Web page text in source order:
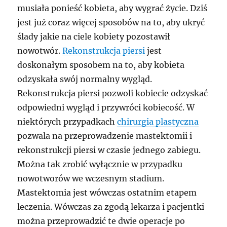
musiała ponieść kobieta, aby wygrać życie. Dziś
jest już coraz więcej sposobów na to, aby ukryć
ślady jakie na ciele kobiety pozostawił
nowotwór.Rekonstrukcja piersi jest
doskonałym sposobem na to, aby kobieta
odzyskała swój normalny wygląd.
Rekonstrukcja piersi pozwoli kobiecie odzyskać
odpowiedni wygląd i przywróci kobiecość. W
niektórych przypadkachchirurgia plastyczna
pozwala na przeprowadzenie mastektomii i
rekonstrukcji piersi w czasie jednego zabiegu.
Można tak zrobić wyłącznie w przypadku
nowotworów we wczesnym stadium.
Mastektomia jest wówczas ostatnim etapem
leczenia. Wówczas za zgodą lekarza i pacjentki
można przeprowadzić te dwie operacje po